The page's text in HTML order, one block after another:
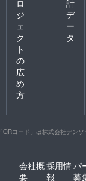
ロ
ジ
ェ
ク
ト
の
広
め
方
計
デ
ー
タ
「QRコード」は株式会社デン
会社概
要
採用情
報
パ
募